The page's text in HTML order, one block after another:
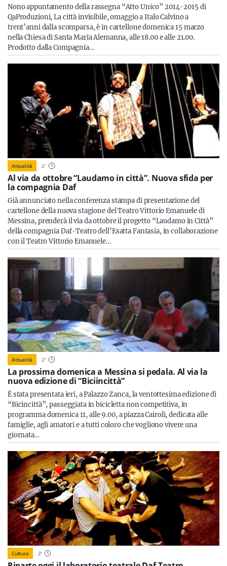
Nono appuntamento della rassegna “Atto Unico” 2014-2015 di
QaProduzioni, La città invisibile, omaggio a Italo Calvino a
trent’anni dalla scomparsa, è in cartellone domenica 15 marzo
nella Chiesa di Santa Maria Alemanna, alle 18.00 e alle 21.00.
Prodotto dalla Compagnia…
Attualità 2'
Al via da ottobre “Laudamo in città”. Nuova sfida per
la compagnia Daf
Già annunciato nella conferenza stampa di presentazione del
cartellone della nuova stagione del Teatro Vittorio Emanuele di
Messina, prenderà il via da ottobre il progetto “Laudamo in Città”
della compagnia Daf-Teatro dell’Esatta Fantasia, in collaborazione
con il Teatro Vittorio Emanuele…
Attualità 2'
La prossima domenica a Messina si pedala. Al via la
nuova edizione di “Biciincittà”
È stata presentata ieri, a Palazzo Zanca, la ventottesima edizione di
“Bicincittà”, passeggiata in bicicletta non competitiva, in
programma domenica 11, alle 9.00, a piazza Cairoli, dedicata alle
famiglie, agli amatori e a tutti coloro che vogliono vivere una
giornata…
Cultura 2'